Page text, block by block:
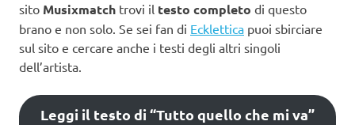
sito Musixmatch trovi il testo completo di questo
brano e non solo. Se sei fan di Ecklettica puoi sbirciare
sul sito e cercare anche i testi degli altri singoli
dell’artista.
Leggi il testo di “Tutto quello che mi va”